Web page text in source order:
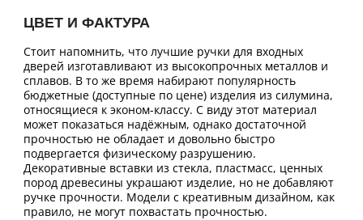
ЦВЕТ И ФАКТУРА
Стоит напомнить, что лучшие ручки для входных
дверей изготавливают из высокопрочных металлов и
сплавов. В то же время набирают популярность
бюджетные (доступные по цене) изделия из силумина,
относящиеся к эконом-классу. С виду этот материал
может показаться надёжным, однако достаточной
прочностью не обладает и довольно быстро
подвергается физическому разрушению.
Декоративные вставки из стекла, пластмасс, ценных
пород древесины украшают изделие, но не добавляют
ручке прочности. Модели с креативным дизайном, как
правило, не могут похвастать прочностью.